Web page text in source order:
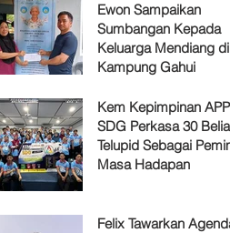
Ewon Sampaikan
Sumbangan Kepada
Keluarga Mendiang di
Kampung Gahui
Kem Kepimpinan
SDG Perkasa 30 Belia
Telupid Sebagai
Masa Hadapan
Felix Tawarkan Agenda